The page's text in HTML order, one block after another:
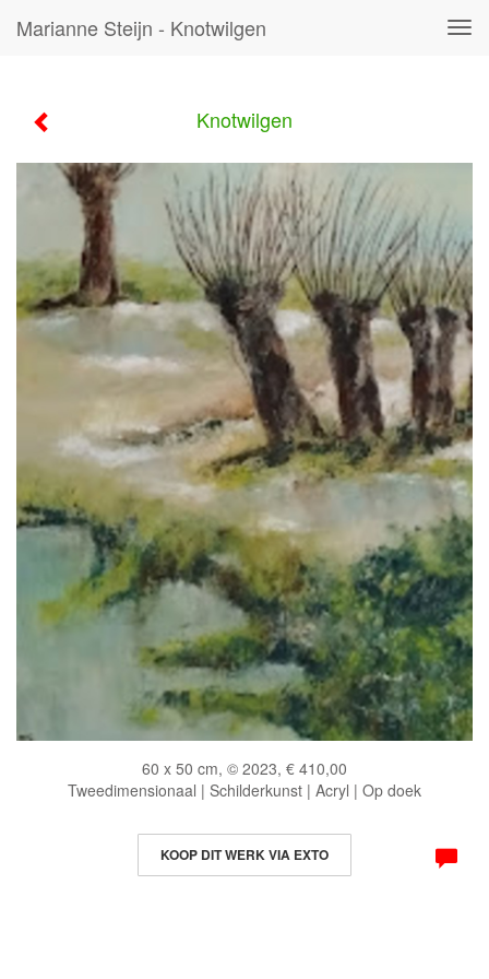
Marianne Steijn - Knotwilgen
Knotwilgen
60 x 50 cm, © 2023, € 410,00
Tweedimensionaal | Schilderkunst | Acryl | Op doek
KOOP DIT WERK VIA EXTO